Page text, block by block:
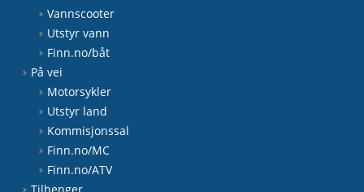
Vannscooter
Utstyr vann
Finn.no/båt
På vei
Motorsykler
Utstyr land
Kommisjonssal
Finn.no/MC
Finn.no/ATV